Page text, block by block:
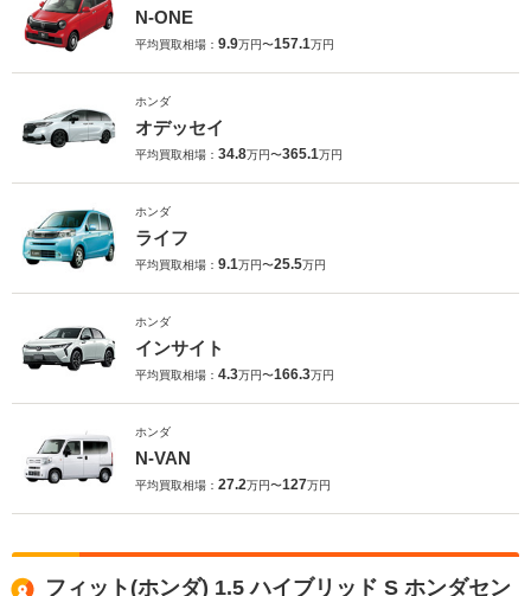
N-ONE
平均買取相場： 9.9万円〜157.1万円
ホンダ
オデッセイ
平均買取相場： 34.8万円〜365.1万円
ホンダ
ライフ
平均買取相場： 9.1万円〜25.5万円
ホンダ
インサイト
平均買取相場： 4.3万円〜166.3万円
ホンダ
N-VAN
平均買取相場： 27.2万円〜127万円
フィット(ホンダ) 1.5 ハイブリッド S ホンダセン